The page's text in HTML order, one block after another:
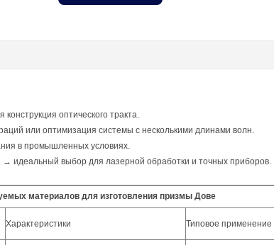
оптического тракта.
или оптимизация системы с несколькими длинами волн.
в промышленных условиях.
идеальный выбор для лазерной обработки и точных приборов.
материалов для изготовления призмы Дове
Характеристики Типовое применение